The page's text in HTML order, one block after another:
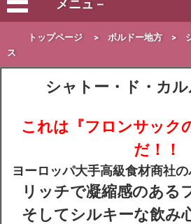
メニュ－
会社概要
ご注文方法
営業日・お届
配送・送料
お支払
トップページ > ボルドー地方 >
ス
シャトー・ド・カ
これは『フロンサック
だ！！
ヨーロッパ大手高級食材商社の
リッチで凝縮感のある
そしてシルキーな飲み